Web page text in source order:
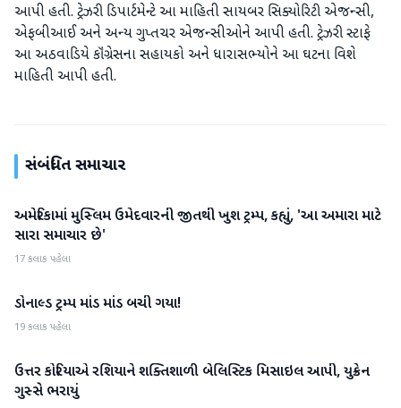
આપી હતી. ટ્રેઝરી ડિપાર્ટમેન્ટે આ માહિતી સાયબર સિક્યોરિટી એજન્સી,
એફબીઆઈ અને અન્ય ગુપ્તચર એજન્સીઓને આપી હતી. ટ્રેઝરી સ્ટાફે
આ અઠવાડિયે કૉંગ્રેસના સહાયકો અને ધારાસભ્યોને આ ઘટના વિશે
માહિતી આપી હતી.
સંબંધિત સમાચાર
આંતરરાષ્ટ્રીય
અમેરિકામાં મુસ્લિમ ઉમેદવારની જીતથી ખુશ ટ્રમ્પ, કહ્યું, 'આ અમારા માટે
સારા સમાચાર છે'
17 કલાક પહેલા
આંતરરાષ્ટ્રીય
ડોનાલ્ડ ટ્રમ્પ માંડ માંડ બચી ગયા!
19 કલાક પહેલા
આંતરરાષ્ટ્રીય
ઉત્તર કોરિયાએ રશિયાને શક્તિશાળી બેલિસ્ટિક મિસાઇલ આપી, યુક્રેન
ગુસ્સે ભરાયું